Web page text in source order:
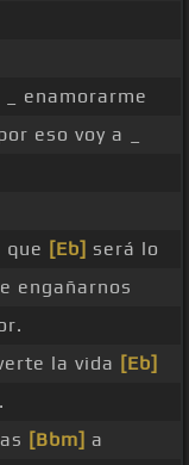
_ enamorarme
eso voy a _
que [Eb] será lo
engañarnos
la vida [Eb]
[Bbm] a